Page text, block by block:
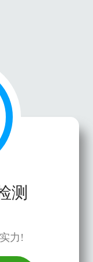
测
力!